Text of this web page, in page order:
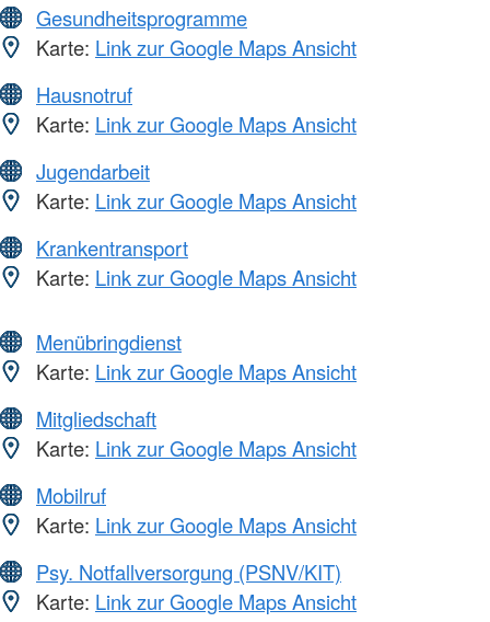
Gesundheitsprogramme
Karte: Link zur Google Maps Ansicht
Hausnotruf
Karte: Link zur Google Maps Ansicht
Jugendarbeit
Karte: Link zur Google Maps Ansicht
Krankentransport
Karte: Link zur Google Maps Ansicht
Menübringdienst
Karte: Link zur Google Maps Ansicht
Mitgliedschaft
Karte: Link zur Google Maps Ansicht
Mobilruf
Karte: Link zur Google Maps Ansicht
Psy. Notfallversorgung (PSNV/KIT)
Karte: Link zur Google Maps Ansicht